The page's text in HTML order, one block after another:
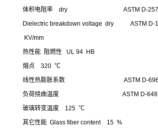
体积电阻率 dry ASTM D-257
Dielectric breakdown voltage dry ASTM
KV/mm
热性能 阻燃性 UL 94 HB
熔点 320 ℃
线性热膨胀系数 ASTM D-696
负荷挠曲温度 ASTM D-648
玻璃转变温度 125 ℃
其它性能 Glass fiber content 15 %